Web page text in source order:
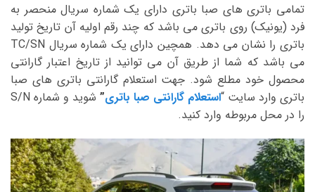
تمامی باتری های صبا باتری دارای یک شماره سریال منحصر به
فرد (یونیک) روی باتری می باشد که چند رقم اولیه آن تاریخ تولید
باتری را نشان می دهد. همچین دارای یک شماره سریال TC/SN
می باشد که شما از طریق آن می توانید از تاریخ اعتبار گارانتی
محصول خود مطلع شود. جهت استعلام گارانتی باتری های صبا
باتری وارد سایت “استعلام گارانتی صبا باتری”
شوید و شماره S/N
را در محل مربوطه وارد کنید.